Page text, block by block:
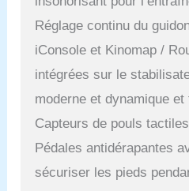
Réglage continu du
iConsole et Kinomap /
intégrées sur le
moderne et dynamique
Capteurs de pouls
Pédales antidérapantes
sécuriser les pieds